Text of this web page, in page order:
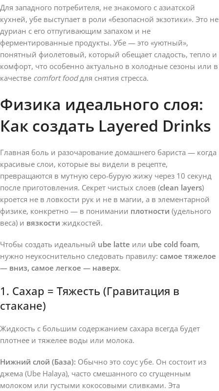
Для западного потребителя, не знакомого с азиатской
кухней, убе выступает в роли «безопасной экзотики». Это не
дуриан с его отпугивающим запахом и не
ферментированные продукты. Убе — это «уютный»,
понятный фиолетовый, который обещает сладость, тепло и
комфорт, что особенно актуально в холодные сезоны или в
качестве comfort foodдля снятия стресса.
Физика идеального слоя:
Как создать Layered Drinks
Главная боль и разочарование домашнего бариста — когда
красивые слои, которые вы видели в рецепте,
превращаются в мутную серо-бурую жижу через 10 секунд
после приготовления. Секрет чистых слоев (clean layers)
кроется не в ловкости рук и не в магии, а в элементарной
физике, конкретно — в понимании плотности (удельного
веса) и вязкости жидкостей.
Чтобы создать идеальный ube latte или ube cold foam,
нужно неукоснительно следовать правилу: самое тяжелое
— вниз, самое легкое — наверх.
1. Сахар = Тяжесть (Гравитация в
стакане)
Жидкость с большим содержанием сахара всегда будет
плотнее и тяжелее воды или молока.
Нижний слой (База): Обычно это соус убе. Он состоит из
джема (Ube Halaya), часто смешанного со сгущенным
молоком или густыми кокосовыми сливками. Эта